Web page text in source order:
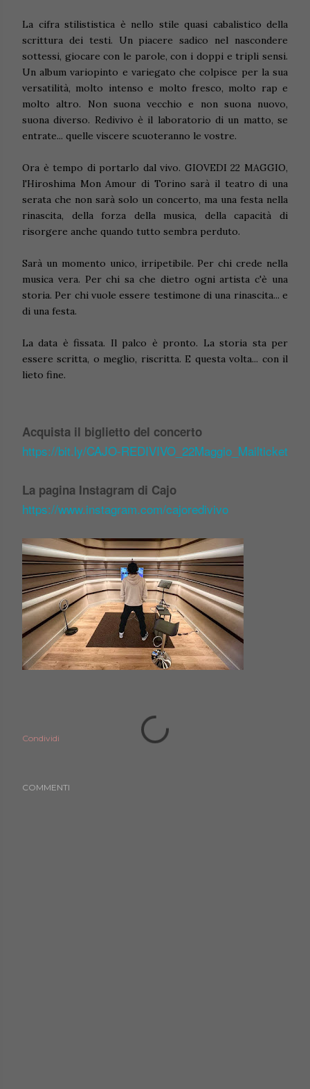
La cifra stilististica è nello stile quasi cabalistico della
scrittura dei testi. Un piacere sadico nel nascondere
sottessi, giocare con le parole, con i doppi e tripli sensi.
Un album variopinto e variegato che colpisce per la sua
versatilità, molto intenso e molto fresco, molto rap e
molto altro. Non suona vecchio e non suona nuovo,
suona diverso. Redivivo è il laboratorio di un matto, se
entrate... quelle viscere scuoteranno le vostre.
Ora è tempo di portarlo dal vivo. GIOVEDI 22 MAGGIO,
l'Hiroshima Mon Amour di Torino sarà il teatro di una
serata che non sarà solo un concerto, ma una festa nella
rinascita, della forza della musica, della capacità di
risorgere anche quando tutto sembra perduto.
Sarà un momento unico, irripetibile. Per chi crede nella
musica vera. Per chi sa che dietro ogni artista c'è una
storia. Per chi vuole essere testimone di una rinascita... e
di una festa.
La data è fissata. Il palco è pronto. La storia sta per
essere scritta, o meglio, riscritta. E questa volta... con il
lieto fine.
Acquista il biglietto del concerto
https://bit.ly/CAJO-REDIVIVO_22Maggio_Mailticket
La pagina Instagram di Cajo
https://www.instagram.com/cajoredivivo
Condividi
COMMENTI